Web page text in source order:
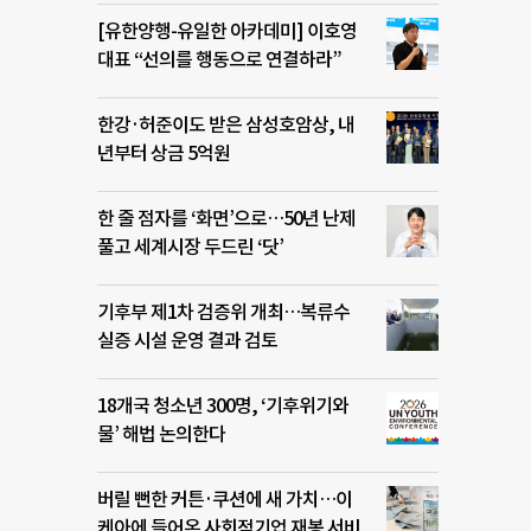
[유한양행-유일한 아카데미] 이호영
대표 “선의를 행동으로 연결하라”
한강·허준이도 받은 삼성호암상, 내
년부터 상금 5억원
한 줄 점자를 ‘화면’으로…50년 난제
풀고 세계시장 두드린 ‘닷’
기후부 제1차 검증위 개최…복류수
실증 시설 운영 결과 검토
18개국 청소년 300명, ‘기후위기와
물’ 해법 논의한다
버릴 뻔한 커튼·쿠션에 새 가치…이